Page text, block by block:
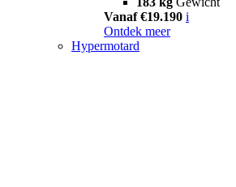
Vanaf €19.190 i
Ontdek meer
Hypermotard